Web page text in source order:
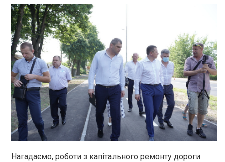
Нагадаємо, роботи з капітального ремонту дороги